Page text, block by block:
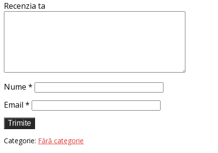
Recenzia ta
Nume *
Email *
Categorie: Fără categorie